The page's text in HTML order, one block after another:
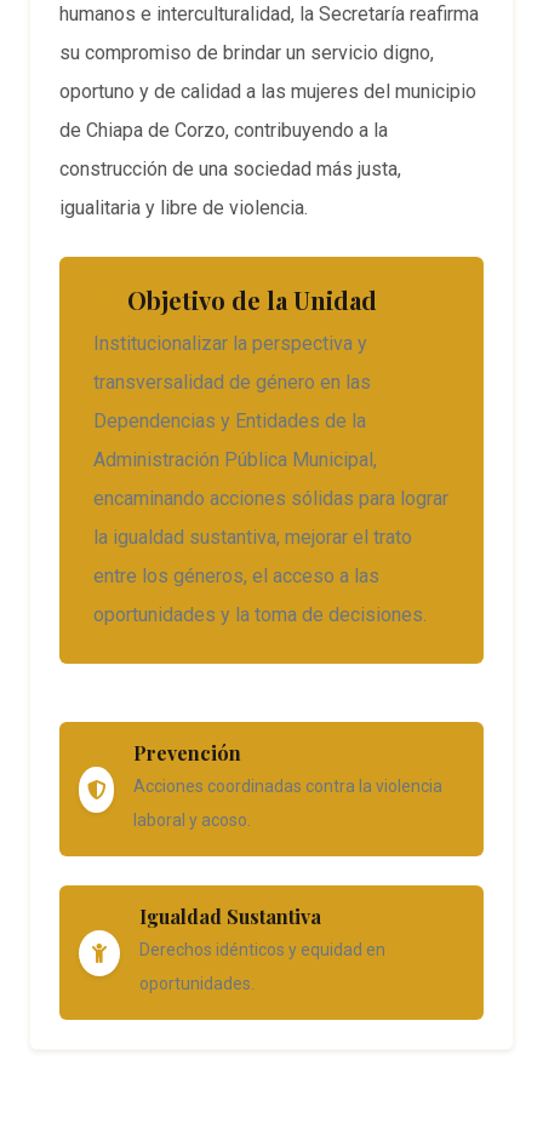
humanos e interculturalidad, la Secretaría reafirma
su compromiso de brindar un servicio digno,
oportuno y de calidad a las mujeres del municipio
de Chiapa de Corzo, contribuyendo a la
construcción de una sociedad más justa,
igualitaria y libre de violencia.
Objetivo de la Unidad
Institucionalizar la perspectiva y
transversalidad de género en las
Dependencias y Entidades de la
Administración Pública Municipal,
encaminando acciones sólidas para lograr
la igualdad sustantiva, mejorar el trato
entre los géneros, el acceso a las
oportunidades y la toma de decisiones.
Prevención
Acciones coordinadas contra la violencia
laboral y acoso.
Igualdad Sustantiva
Derechos idénticos y equidad en
oportunidades.